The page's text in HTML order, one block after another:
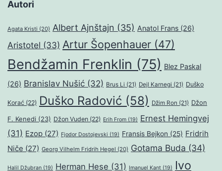
Autori
Agata Kristi (20) Albert Ajnštajn (35) Anatol Frans (26)
Aristotel (33) Artur Šopenhauer (47)
Bendžamin Frenklin (75) Blez Paskal
(26) Branislav Nušić (32) Brus Li (21) Dejl Karnegi (21) Duško
Korać (22) Duško Radović (58) Džim Ron (21) Džon
F. Kenedi (23) Džon Vuden (22) Erih From (19) Ernest Hemingvej
(31) Ezop (27) Fjodor Dostojevski (19) Fransis Bejkon (25) Fridrih
Niče (27) Georg Vilhelm Fridrih Hegel (20) Gotama Buda (34)
Halil Džubran (19) Herman Hese (31) Imanuel Kant (19)
Ivo